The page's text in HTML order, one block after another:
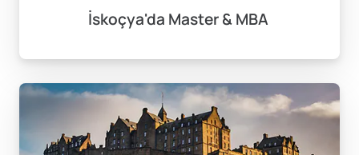
İskoçya'da Master & MBA